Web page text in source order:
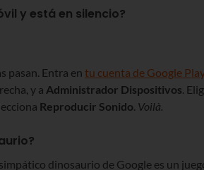
y está en silencio?
pasan. Entra en tu cuenta de Google
y a Administrador Dispositivos .
Reproducir Sonido Voilà.
dinosaurio de Google es un